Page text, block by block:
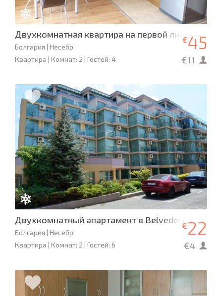
Двухкомнатная квартира на первой линии
Болгария | Несебр
Квартира | Комнат: 2 | Гостей: 4
€45
€11
Двухкомнатный апартамент в Belvedere
Болгария | Несебр
Квартира | Комнат: 2 | Гостей: 6
€22
€4